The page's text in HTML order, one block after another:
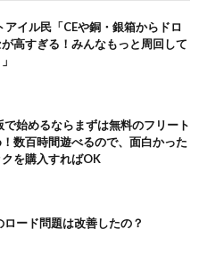
アイル民「CEや銅・銀箱からドロ
高すぎる！みんなもっと周回して
で始めるならまずは無料のフリート
数百時間遊べるので、面白かった
を購入すればOK
ロード問題は改善したの？